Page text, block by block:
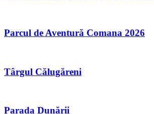
Parcul de Aventură Comana 2026
Târgul Călugăreni
Parada Dunării